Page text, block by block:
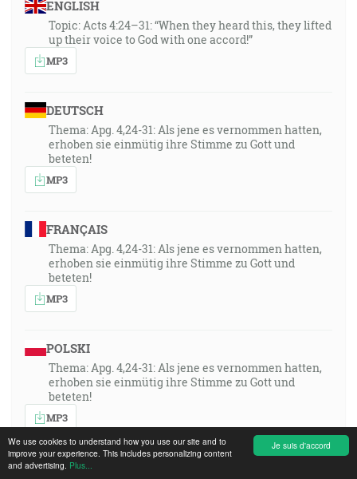
Je suis d'accord
We use cookies to understand how you use our site and to
improve your experience. This includes personalizing content
and advertising. Plus...
ENGLISH
Topic: Acts 4:24–31: “When they heard this, they lifted
up their voice to God with one accord!”
MP3
DEUTSCH
Thema: Apg. 4,24-31: Als jene es vernommen hatten,
erhoben sie einmütig ihre Stimme zu Gott und
beteten!
MP3
FRANÇAIS
Thema: Apg. 4,24-31: Als jene es vernommen hatten,
erhoben sie einmütig ihre Stimme zu Gott und
beteten!
MP3
POLSKI
Thema: Apg. 4,24-31: Als jene es vernommen hatten,
erhoben sie einmütig ihre Stimme zu Gott und
beteten!
MP3
ITALIANO